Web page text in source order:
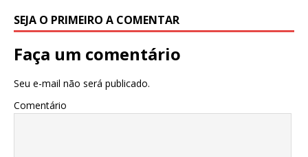
SEJA O PRIMEIRO A COMENTAR
Faça um comentário
Seu e-mail não será publicado.
Comentário